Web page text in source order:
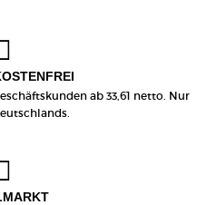
ab 33,61 netto. Nur